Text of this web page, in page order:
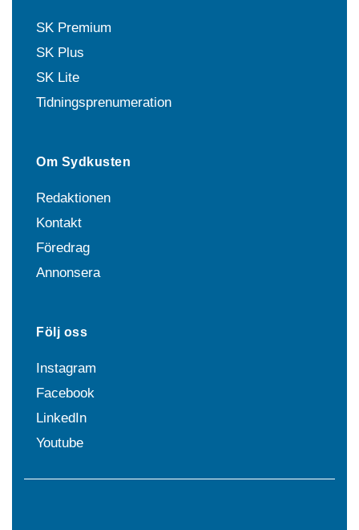
SK Premium
SK Plus
SK Lite
Tidningsprenumeration
Om Sydkusten
Redaktionen
Kontakt
Föredrag
Annonsera
Följ oss
Instagram
Facebook
LinkedIn
Youtube